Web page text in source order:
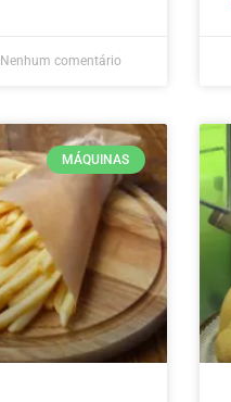
Nenhum comentário
MÁQUINAS